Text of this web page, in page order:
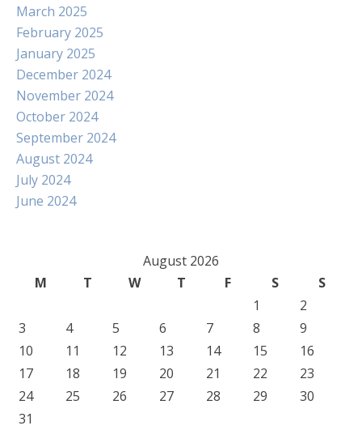
March 2025
February 2025
January 2025
December 2024
November 2024
October 2024
September 2024
August 2024
July 2024
June 2024
August 2026
M
T W T F S
S
1
2
3
4 5 6 7 8
9
10
11 12 13 14 15
16
17
18 19 20 21 22
23
24
25 26 27 28 29
30
31